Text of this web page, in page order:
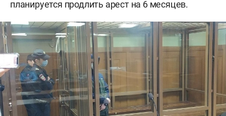
планируется продлить арест на 6 месяцев.